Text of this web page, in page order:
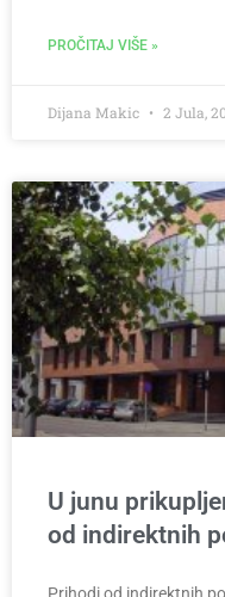
PROČITAJ VIŠE »
Dijana Makic 2 Jula,
U junu
od indirektnih